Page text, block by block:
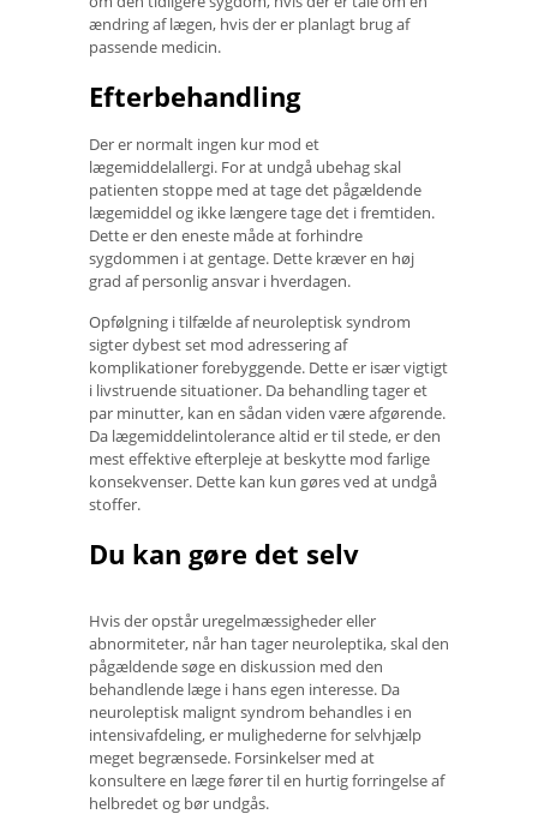
ændring af lægen, hvis der er planlagt brug af
passende medicin.
Efterbehandling
Der er normalt ingen kur mod et
lægemiddelallergi. For at undgå ubehag skal
patienten stoppe med at tage det pågældende
lægemiddel og ikke længere tage det i fremtiden.
Dette er den eneste måde at forhindre
sygdommen i at gentage. Dette kræver en høj
grad af personlig ansvar i hverdagen.
Opfølgning i tilfælde af neuroleptisk syndrom
sigter dybest set mod adressering af
komplikationer forebyggende. Dette er især vigtigt
i livstruende situationer. Da behandling tager et
par minutter, kan en sådan viden være afgørende.
Da lægemiddelintolerance altid er til stede, er den
mest effektive efterpleje at beskytte mod farlige
konsekvenser. Dette kan kun gøres ved at undgå
stoffer.
Du kan gøre det selv
Hvis der opstår uregelmæssigheder eller
abnormiteter, når han tager neuroleptika, skal den
pågældende søge en diskussion med den
behandlende læge i hans egen interesse. Da
neuroleptisk malignt syndrom behandles i en
intensivafdeling, er mulighederne for selvhjælp
meget begrænsede. Forsinkelser med at
konsultere en læge fører til en hurtig forringelse af
helbredet og bør undgås.